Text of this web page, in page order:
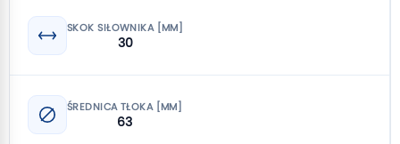
SKOK SIŁOWNIKA [MM]
30
ŚREDNICA TŁOKA [MM]
63